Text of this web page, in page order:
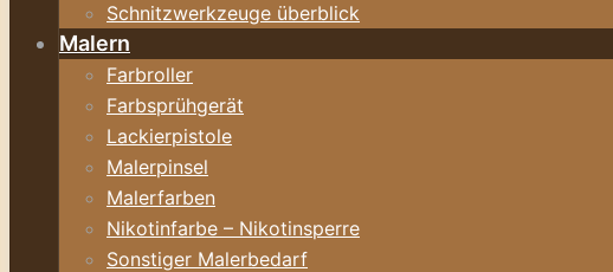
Schnitzwerkzeuge überblick
Malern
Farbroller
Farbsprühgerät
Lackierpistole
Malerpinsel
Malerfarben
Nikotinfarbe – Nikotinsperre
Sonstiger Malerbedarf